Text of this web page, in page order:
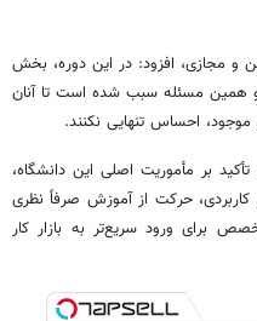
و مجازی، افزود: در این دوره، بخش
و همین مسئله سبب شده است تا آنان
احساس تنهایی نکنند.
بر مأموریت اصلی این دانشگاه،
حرکت از آموزش صرفاً نظری
برای ورود سریع‌تر به بازار کار